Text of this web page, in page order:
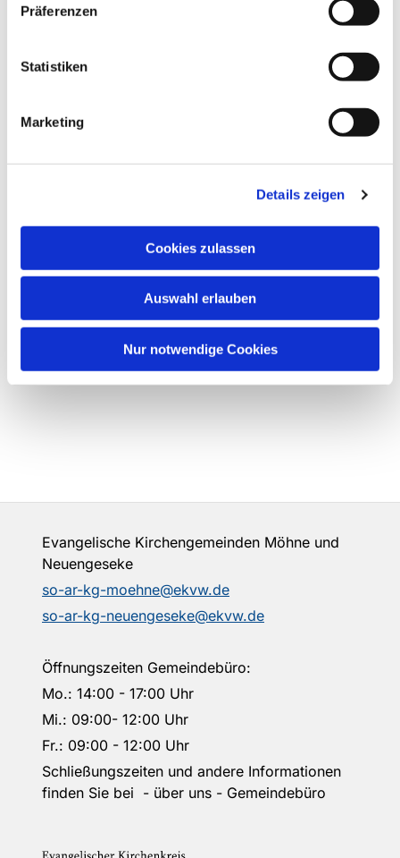
Präferenzen
Statistiken
Marketing
Details zeigen
Cookies zulassen
Auswahl erlauben
Nur notwendige Cookies
Evangelische Kirchengemeinden Möhne und
Neuengeseke
so-ar-kg-moehne@ekvw.de
so-ar-kg-neuengeseke@ekvw.de
Öffnungszeiten Gemeindebüro:
Mo.: 14:00 - 17:00 Uhr
Mi.: 09:00- 12:00 Uhr
Fr.: 09:00 - 12:00 Uhr
Schließungszeiten und andere Informationen
finden Sie bei - über uns - Gemeindebüro